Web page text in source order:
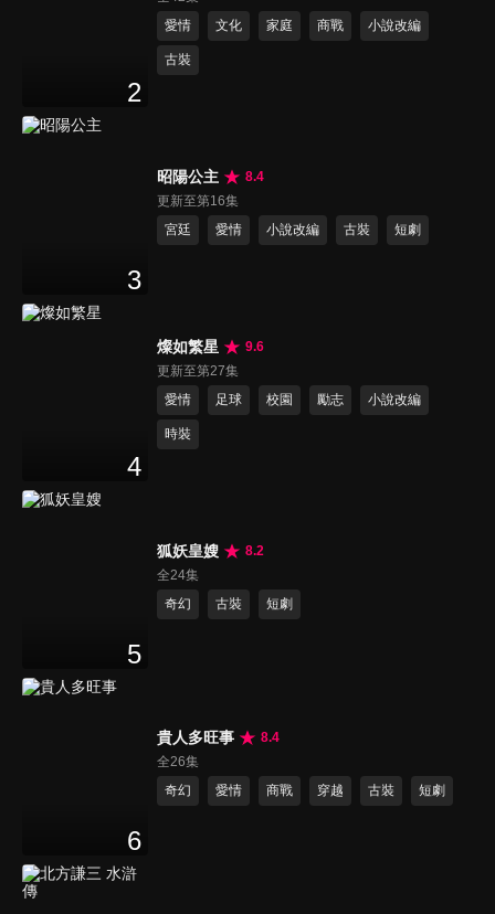
2
愛情
文化 家庭 商戰 小說改編
古裝
3
昭陽公主
8.4
更新至第16集
宮廷
愛情 小說改編 古裝 短劇
4
燦如繁星
9.6
更新至第27集
愛情
足球 校園 勵志 小說改編
時裝
5
狐妖皇嫂
8.2
全24集
奇幻
古裝 短劇
6
貴人多旺事
8.4
全26集
奇幻
愛情 商戰 穿越 古裝 短劇